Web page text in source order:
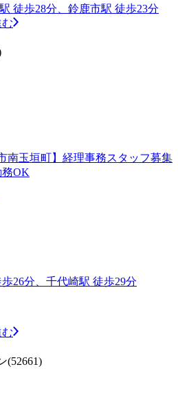
徒歩28分、鈴鹿市駅 徒歩23分
南玉垣町】経理事務スタッフ募集
務OK
26分、千代崎駅 徒歩29分
(52661)